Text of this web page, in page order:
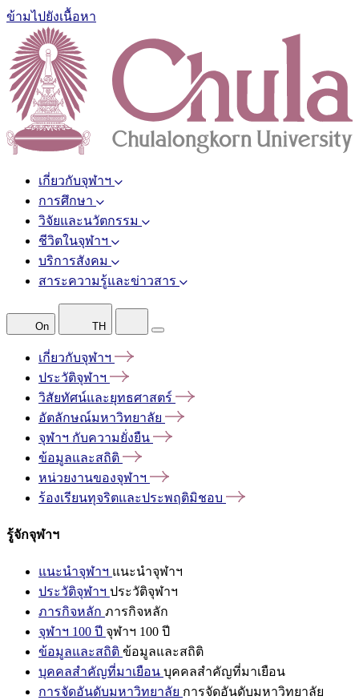
ข้ามไปยังเนื้อหา
เกี่ยวกับจุฬาฯ
การศึกษา
วิจัยและนวัตกรรม
ชีวิตในจุฬาฯ
บริการสังคม
สาระความรู้และข่าวสาร
On TH
เกี่ยวกับจุฬาฯ
ประวัติจุฬาฯ
วิสัยทัศน์และยุทธศาสตร์
อัตลักษณ์มหาวิทยาลัย
จุฬาฯ กับความยั่งยืน
ข้อมูลและสถิติ
หน่วยงานของจุฬาฯ
ร้องเรียนทุจริตและประพฤติมิชอบ
รู้จักจุฬาฯ
แนะนำจุฬาฯ แนะนำจุฬาฯ
ประวัติจุฬาฯ ประวัติจุฬาฯ
ภารกิจหลัก ภารกิจหลัก
จุฬาฯ 100 ปี จุฬาฯ 100 ปี
ข้อมูลและสถิติ ข้อมูลและสถิติ
บุคคลสำคัญที่มาเยือน บุคคลสำคัญที่มาเยือน
การจัดอันดับมหาวิทยาลัย การจัดอันดับมหาวิทยาลัย